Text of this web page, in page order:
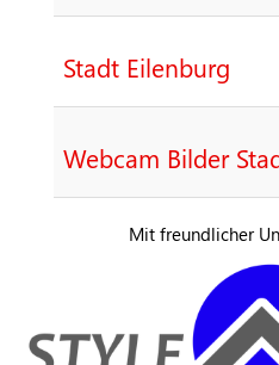
Stadt Eilenburg
Webcam Bilder
Mit freundlicher